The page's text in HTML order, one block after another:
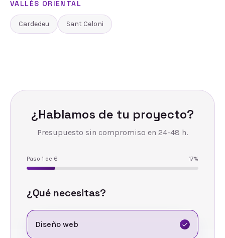
VALLÈS ORIENTAL
Cardedeu Sant Celoni
¿Hablamos de tu proyecto?
Presupuesto sin compromiso en 24-48 h.
Paso 1 de 6 17%
¿Qué necesitas?
Diseño web